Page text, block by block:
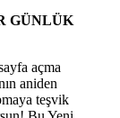
GÜNLÜK
açma
aniden
teşvik